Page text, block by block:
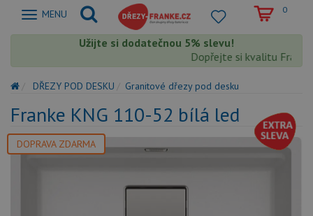
Zobrazit
MENU 0
Užijte si dodatečnou 5% slevu!
Dopřejte si kvalitu Franke
DŘEZY POD DESKU Granitové dřezy pod desku
Franke KNG 110-52 bílá led
DOPRAVA ZDARMA